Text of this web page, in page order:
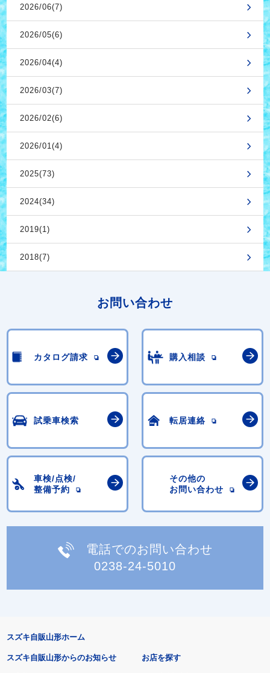
2026/06(7)
2026/05(6)
2026/04(4)
2026/03(7)
2026/02(6)
2026/01(4)
2025(73)
2024(34)
2019(1)
2018(7)
お問い合わせ
カタログ請求 購入相談
試乗車検索 転居連絡
車検/点検/
整備予約
その他の
お問い合わせ
電話でのお問い合わせ
0238-24-5010
スズキ自販山形ホーム
スズキ自販山形からのお知らせ お店を探す